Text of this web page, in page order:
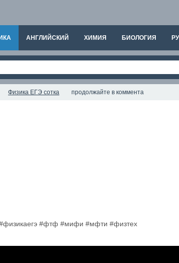
АНГЛИЙСКИЙ ХИМИЯ БИОЛОГИЯ
Физика ЕГЭ сотка продолжайте в коммента
#фтф #мифи #мфти #физтех